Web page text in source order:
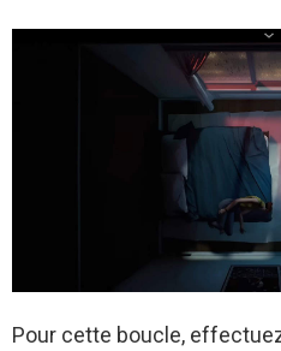
Pour cette boucle,